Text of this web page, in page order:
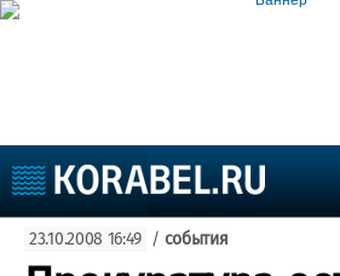
Судоходство
Судоремонт
23.10.2008 16:49 / события